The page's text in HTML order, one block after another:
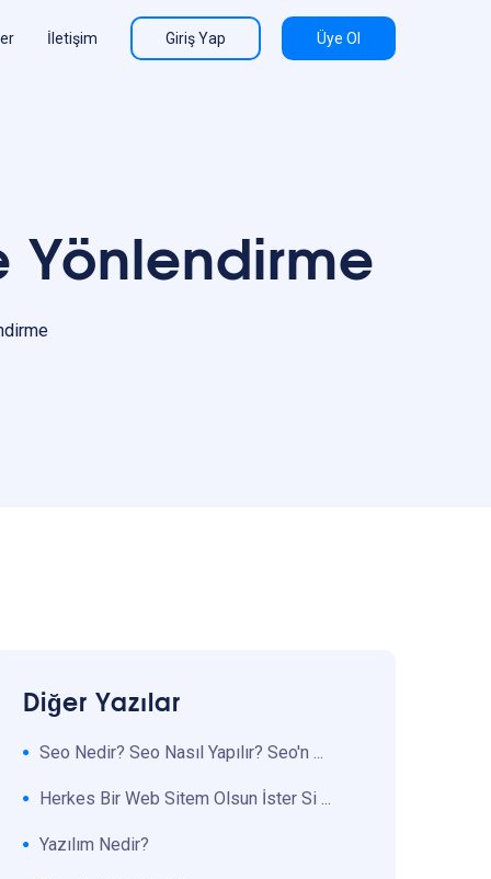
İletişim Giriş Yap Üye Ol
Yönlendirme
Diğer Yazılar
Seo Nedir? Seo Nasıl Yapılır? Seo'n ...
Herkes Bir Web Sitem Olsun İster Si ...
Yazılım Nedir?